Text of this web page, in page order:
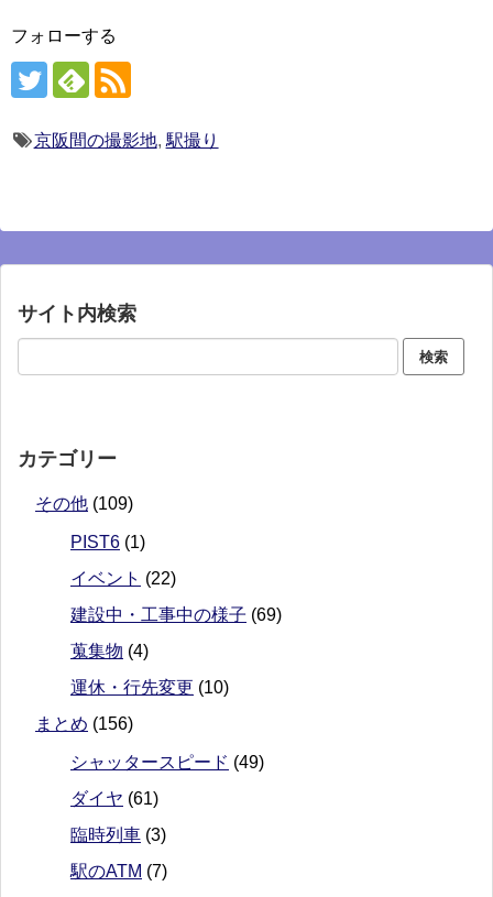
フォローする
京阪間の撮影地, 駅撮り
サイト内検索
カテゴリー
その他 (109)
PIST6 (1)
イベント (22)
建設中・工事中の様子 (69)
蒐集物 (4)
運休・行先変更 (10)
まとめ (156)
シャッタースピード (49)
ダイヤ (61)
臨時列車 (3)
駅のATM (7)